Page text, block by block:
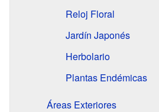
Reloj Floral
Jardín Japonés
Herbolario
Plantas Endémicas
Áreas Exteriores